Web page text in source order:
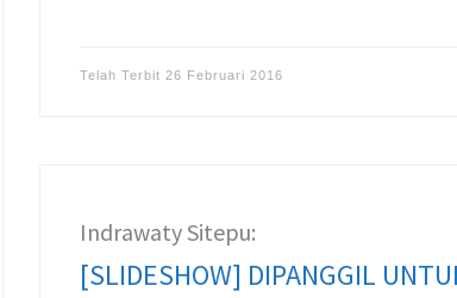
Telah Terbit 26 Februari 2016
Indrawaty Sitepu:
[SLIDESHOW] DIPANGGIL